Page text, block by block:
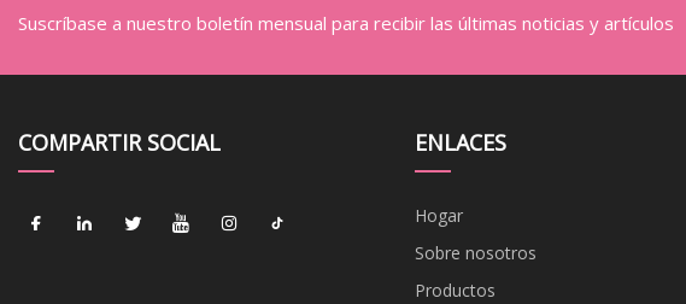
Suscríbase a nuestro boletín mensual para recibir las últimas noticias y artículos
COMPARTIR SOCIAL ENLACES
Hogar
Sobre nosotros
Productos